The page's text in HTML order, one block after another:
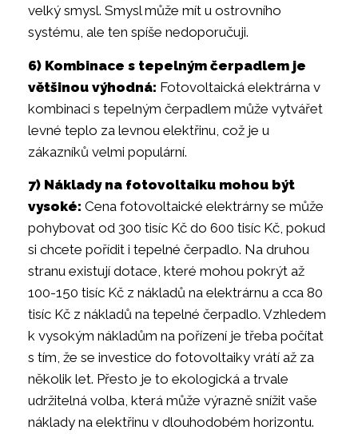
velký smysl. Smysl může mít u ostrovního
systému, ale ten spíše nedoporučuji.
6) Kombinace s tepelným čerpadlem je
většinou výhodná: Fotovoltaická elektrárna v
kombinaci s tepelným čerpadlem může vytvářet
levné teplo za levnou elektřinu, což je u
zákazníků velmi populární.
7) Náklady na fotovoltaiku mohou být
vysoké: Cena fotovoltaické elektrárny se může
pohybovat od 300 tisíc Kč do 600 tisíc Kč, pokud
si chcete pořídit i tepelné čerpadlo. Na druhou
stranu existují dotace, které mohou pokrýt až
100-150 tisíc Kč z nákladů na elektrárnu a cca 80
tisíc Kč z nákladů na tepelné čerpadlo. Vzhledem
k vysokým nákladům na pořízení je třeba počítat
s tím, že se investice do fotovoltaiky vrátí až za
několik let. Přesto je to ekologická a trvale
udržitelná volba, která může výrazně snížit vaše
náklady na elektřinu v dlouhodobém horizontu.